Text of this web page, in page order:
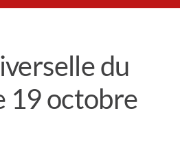
du
19 octobre